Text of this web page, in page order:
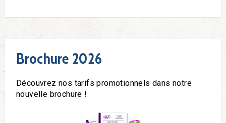
Brochure 2026
Découvrez nos tarifs promotionnels dans notre
nouvelle brochure !